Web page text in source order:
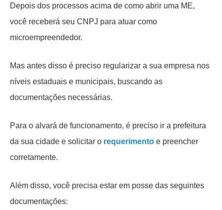
Depois dos processos acima de como abrir uma ME,
você receberá seu CNPJ para atuar como
microempreendedor.
Mas antes disso é preciso regularizar a sua empresa nos
níveis estaduais e municipais, buscando as
documentações necessárias.
Para o alvará de funcionamento, é preciso ir a prefeitura
da sua cidade e solicitar o requerimento e preencher
corretamente.
Além disso, você precisa estar em posse das seguintes
documentações: